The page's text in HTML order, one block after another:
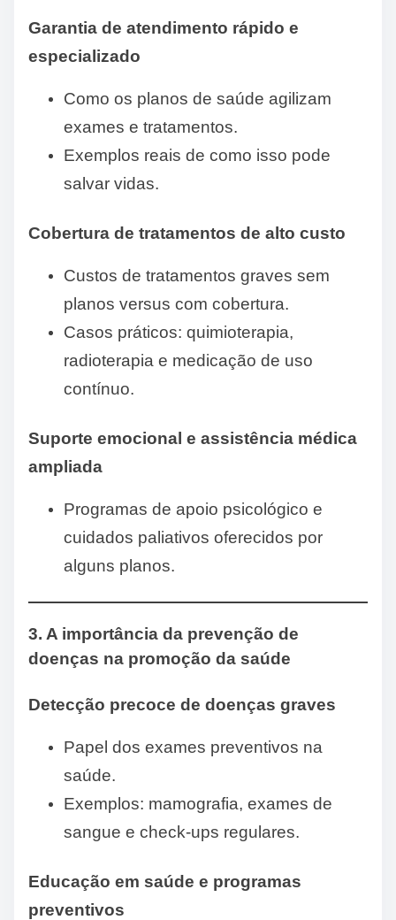
Garantia de atendimento rápido e
especializado
Como os planos de saúde agilizam
exames e tratamentos.
Exemplos reais de como isso pode
salvar vidas.
Cobertura de tratamentos de alto custo
Custos de tratamentos graves sem
planos versus com cobertura.
Casos práticos: quimioterapia,
radioterapia e medicação de uso
contínuo.
Suporte emocional e assistência médica
ampliada
Programas de apoio psicológico e
cuidados paliativos oferecidos por
alguns planos.
3. A importância da prevenção de
doenças na promoção da saúde
Detecção precoce de doenças graves
Papel dos exames preventivos na
saúde.
Exemplos: mamografia, exames de
sangue e check-ups regulares.
Educação em saúde e programas
preventivos